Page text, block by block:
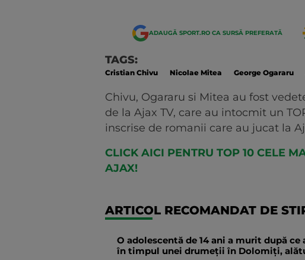
ADAUGĂ SPORT.RO CA SURSĂ PREFERATĂ
TAGS:
Cristian Chivu Nicolae Mitea George Ogararu
Chivu, Ogararu si Mitea au fost
de la Ajax TV, care au intocmit un
inscrise de romanii care au jucat la
CLICK AICI PENTRU TOP 10 CELE
AJAX!
ARTICOL RECOMANDAT DE
O adolescentă de 14 ani a murit după
în timpul unei drumeții în Dolomiți,